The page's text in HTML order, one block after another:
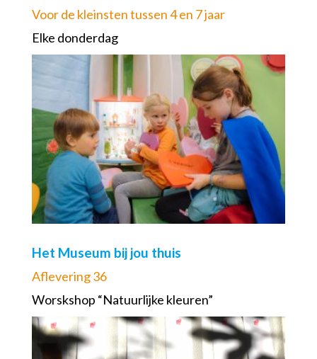
Voor de kleinsten tussen 4 en 7 jaar
Elke donderdag
Het Museum bij jou thuis
Aflevering 36
Worskshop “Natuurlijke kleuren”